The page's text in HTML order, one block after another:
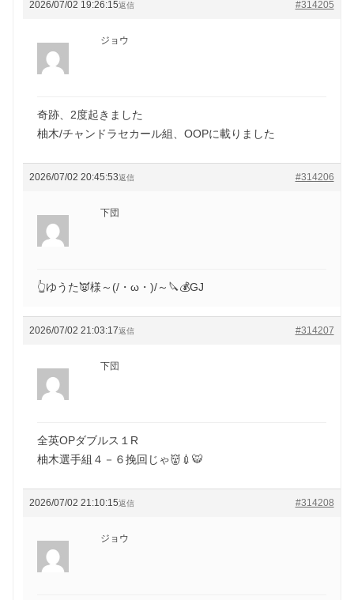
2026/07/02 19:26:15 #314205
返信
ジョウ
奇跡、2度起きました
柚木/チャンドラセカール組、OOPに載りました
2026/07/02 20:45:53 #314206
返信
下団
👆ゆうた👿様～(/・ω・)/～🔪💰GJ
2026/07/02 21:03:17 #314207
返信
下団
全英OPダブルス１R
柚木選手組４－６挽回じゃ👹💉🐯
2026/07/02 21:10:15 #314208
返信
ジョウ